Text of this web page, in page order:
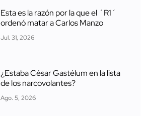
Esta es la razón por la que el ´R1´
ordenó matar a Carlos Manzo
Jul. 31, 2026
¿Estaba César Gastélum en la lista
de los narcovolantes?
Ago. 5, 2026